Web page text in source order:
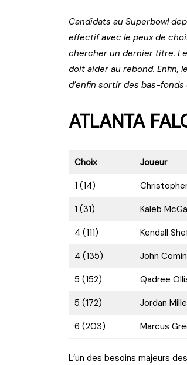
Candidats au Superbowl
effectif avec le peux de
chercher un dernier titre.
doit aider au rebond. Enfin,
d’enfin sortir des bas-
ATLANTA
Choix Joueur
1 (14)
1 (31)
Kaleb
4 (111)
Kendall
4 (135)
John
5 (152)
Qadree
5 (172)
Jordan
6 (203)
Marcus
L’un des besoins majeurs